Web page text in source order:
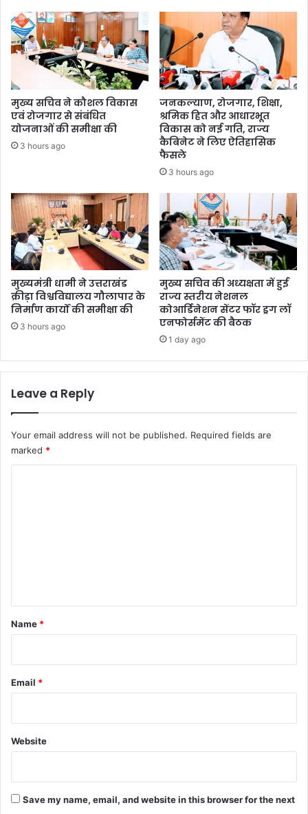
मुख्य सचिव ने कौशल विकास
एवं रोजगार से संबंधित
योजनाओं की समीक्षा की
3 hours ago
जनकल्याण, रोजगार, शिक्षा,
श्रमिक हित और आधारभूत
विकास को नई गति, राज्य
कैबिनेट ने लिए ऐतिहासिक
फैसले
3 hours ago
मुख्यमंत्री धामी ने उत्तराखंड
क्रीड़ा विश्वविद्यालय गौलापार के
निर्माण कार्यों की समीक्षा की
3 hours ago
मुख्य सचिव की अध्यक्षता में हुई
राज्य स्तरीय नेशनल
कोआर्डिनेशन सेंटर फॉर ड्रग लॉ
एनफोर्समेंट की बैठक
1 day ago
Leave a Reply
Your email address will not be published. Required fields are
marked *
*
Name *
Email *
Website
Save my name, email, and website in this browser for the next